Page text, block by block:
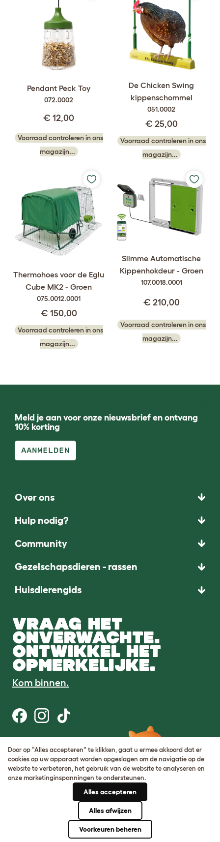
Pendant Peck Toy
072.0002
€ 12,00
Voorraad controleren in ons
magazijn...
De Chicken Swing
kippenschommel
051.0002
€ 25,00
Voorraad controleren in ons
magazijn...
Thermohoes voor de Eglu
Cube MK2 - Groen
075.0012.0001
€ 150,00
Voorraad controleren in ons
magazijn...
Slimme Automatische
Kippenhokdeur - Groen
107.0018.0001
€ 210,00
Voorraad controleren in ons
magazijn...
Meld je aan voor onze nieuwsbrief en ontvang
10% korting
AANMELDEN
Over ons
Hulp nodig?
Community
Gezelschapsdieren - rassen
Huisdierengids
VRAAG HET
ONVERWACHTE.
ONTWIKKEL HET
OPMERKELIJKE.
Kom binnen.
Gebruiksvoorwaarden
Cookie & privacybeleid
Cookie Settings
BTW-nummer: DE317631106
Door op “Alles accepteren” te klikken, gaat u ermee akkoord dat er
cookies op uw apparaat worden opgeslagen om de navigatie op de
website te verbeteren, het gebruik van de website te analyseren en
onze marketinginspanningen te ondersteunen.
Alles accepteren
Alles afwijzen
Voorkeuren beheren